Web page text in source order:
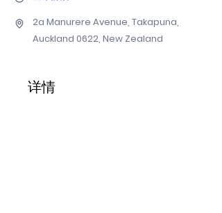
2a Manurere Avenue, Takapuna,
Auckland 0622, New Zealand
详情